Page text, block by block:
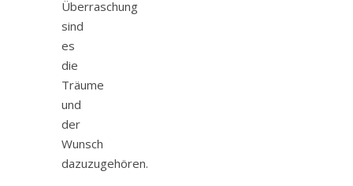
Überraschung
sind
es
die
Träume
und
der
Wunsch
dazuzugehören.